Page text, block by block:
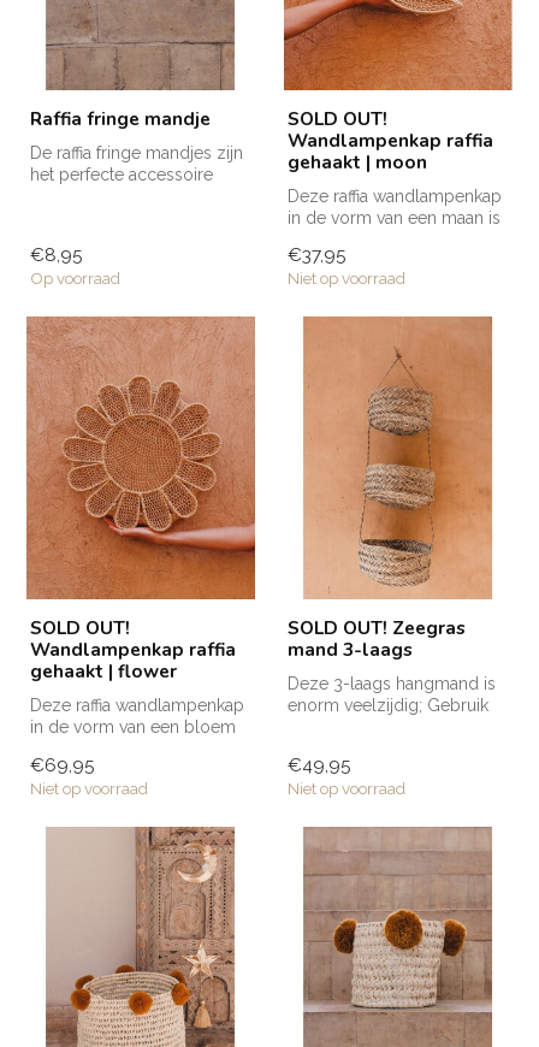
Raffia fringe mandje
De raffia fringe mandjes zijn
het perfecte accessoire
€8,95
Op voorraad
SOLD OUT!
Wandlampenkap raffia
gehaakt | moon
Deze raffia wandlampenkap
in de vorm van een maan is
getalen...
€37,95
Niet op voorraad
SOLD OUT!
Wandlampenkap raffia
gehaakt | flower
Deze raffia wandlampenkap
in de vorm van een bloem
getale...
€69,95
Niet op voorraad
SOLD OUT! Zeegras
mand 3-laags
Deze 3-laags hangmand is
enorm veelzijdig; Gebruik
€49,95
Niet op voorraad